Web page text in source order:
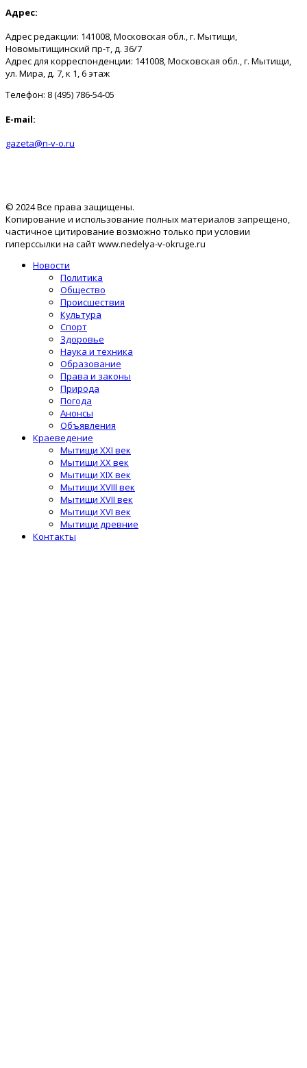
Адрес:
Адрес редакции: 141008, Московская обл., г. Мытищи,
Новомытищинский пр-т, д. 36/7
Адрес для корреспонденции: 141008, Московская обл., г. Мытищи,
ул. Мира, д. 7, к 1, 6 этаж
Телефон: 8 (495) 786-54-05
E-mail:
gazeta@n-v-o.ru
© 2024 Все права защищены.
Копирование и использование полных материалов запрещено,
частичное цитирование возможно только при условии
гиперссылки на сайт www.nedelya-v-okruge.ru
Новости
Политика
Общество
Происшествия
Культура
Спорт
Здоровье
Наука и техника
Образование
Права и законы
Природа
Погода
Анонсы
Объявления
Краеведение
Мытищи XXI век
Мытищи XX век
Мытищи XIX век
Мытищи XVIII век
Мытищи XVII век
Мытищи XVI век
Мытищи древние
Контакты